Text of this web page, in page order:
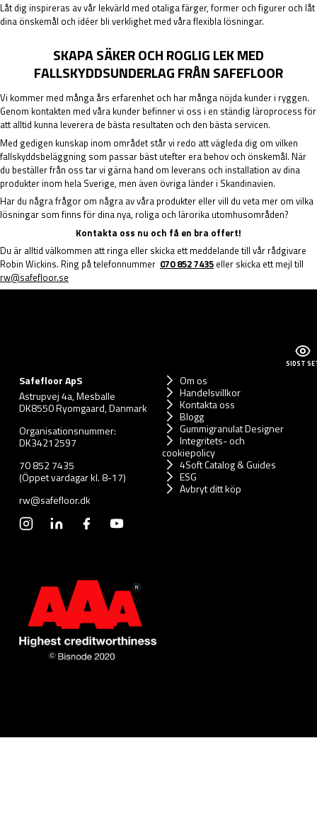
Låt dig inspireras av vår lekvärld med otaliga färger, former och figurer och låt
dina önskemål och idéer bli verklighet med våra flexibla lösningar.
SKAPA SÄKER OCH ROGLIG LEK MED
FALLSKYDDSUNDERLAG FRÅN SAFEFLOOR
Vi kommer med många års erfarenhet och har många nöjda kunder i ryggen.
Genom kontakten med våra kunder befinner vi oss i en ständig läroprocess för
att alltid kunna leverera de bästa resultaten och den bästa servicen.
Med gedigen kunskap inom området står vi redo att vägleda dig om vilken
fallskyddsbeläggning som passar bäst utefter era behov och önskemål. När
du beställer från oss tar vi gärna hand om leverans och installation av dina
produkter inom hela Sverige, men även övriga länder i Skandinavien.
Har du några frågor om några av våra produkter eller vill du veta mer om vilka
lösningar som finns för dina nya, roliga och lärorika utomhusområden?
Kontakta oss nu och få en bra offert!
Du är alltid välkommen att ringa eller skicka ett meddelande till vår rådgivare
Robin Wickins. Ring på telefonnummer 070 852 7435 eller skicka ett mejl till
rw@safefloor.se
Safefloor ApS
Astrupvej 4a, Mesballe
DK8550 Ryomgaard, Danmark
Organisationsnummer:
DK34212597
70 852 7435
(Öppet vardagar kl. 8-17)
rw@safefloor.dk
Om os
Handelsvillkor
Kontakta oss
Blogg
Gummigranulat Designer
Integritets- och
cookiepolicy
4Soft Catalog & Guides
ESG
Avbryt ditt köp
SIDST